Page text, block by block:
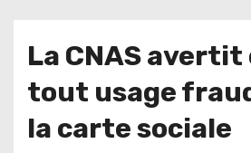
La CNAS
tout usage
la carte sociale